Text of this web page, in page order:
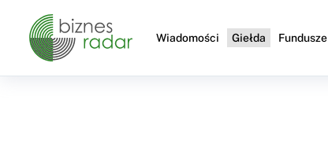
Wiadomości Giełda Fundusze